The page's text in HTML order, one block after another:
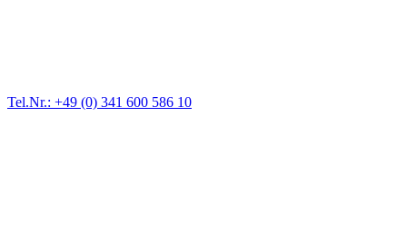
Tel.Nr.: +49 (0) 341 600 586 10